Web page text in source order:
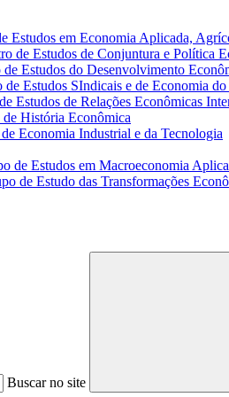
Estudos em Economia Aplicada,
de Estudos de Conjuntura e Política
Estudos do Desenvolvimento
Estudos SIndicais e de Economia
Estudos de Relações Econômicas
História Econômica
Economia Industrial e da Tecnologia
de Estudos em Macroeconomia
de Estudo das Transformações
Buscar no site